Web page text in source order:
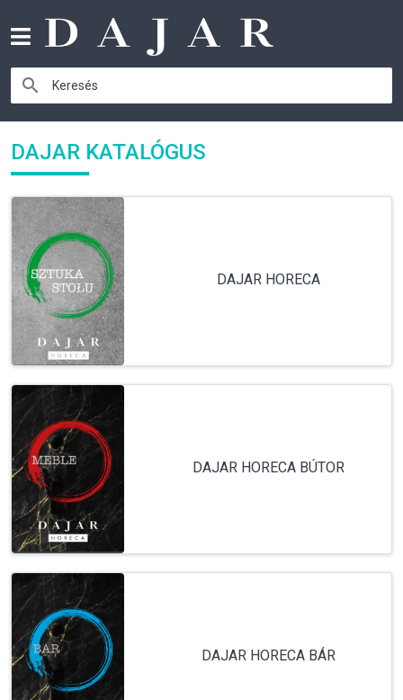
DAJAR KATALÓGUS
DAJAR HORECA
DAJAR HORECA BÚTOR
DAJAR HORECA BÁR